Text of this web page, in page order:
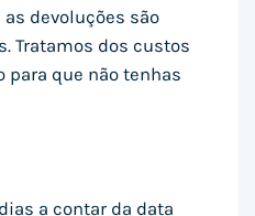
devoluções são
Tratamos dos custos
para que não tenhas
a contar da data